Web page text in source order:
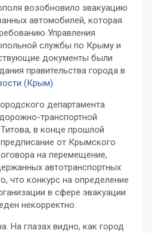
возобновило эвакуацию
автомобилей, которая
Управления
службы по Крыму и
документы были
правительства города в
(Крым).
департамента
транспортной
в конце прошлой
от Крымского
на перемещение,
автотранспортных
что конкурс на определение
в сфере эвакуации
некорректно.
На глазах видно, как город